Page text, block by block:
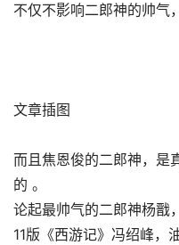
不仅不影响二郎神的帅气
文章插图
而且焦恩俊的二郎神，是
的 。
论起最帅气的二郎神杨戬
11版《西游记》冯绍峰，